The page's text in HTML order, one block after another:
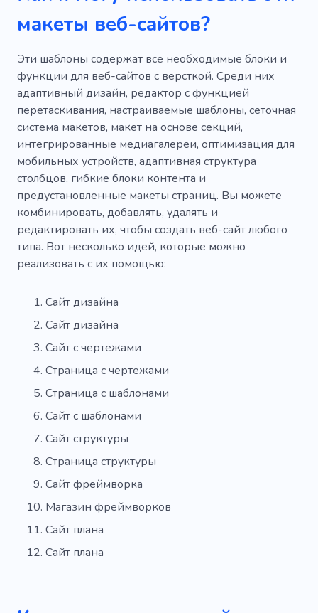
макеты веб-сайтов?
Эти шаблоны содержат все необходимые блоки и
функции для веб-сайтов с версткой. Среди них
адаптивный дизайн, редактор с функцией
перетаскивания, настраиваемые шаблоны, сеточная
система макетов, макет на основе секций,
интегрированные медиагалереи, оптимизация для
мобильных устройств, адаптивная структура
столбцов, гибкие блоки контента и
предустановленные макеты страниц. Вы можете
комбинировать, добавлять, удалять и
редактировать их, чтобы создать веб-сайт любого
типа. Вот несколько идей, которые можно
реализовать с их помощью:
Сайт дизайна
Сайт дизайна
Сайт с чертежами
Страница с чертежами
Страница с шаблонами
Сайт с шаблонами
Сайт структуры
Страница структуры
Сайт фреймворка
Магазин фреймворков
Сайт плана
Сайт плана